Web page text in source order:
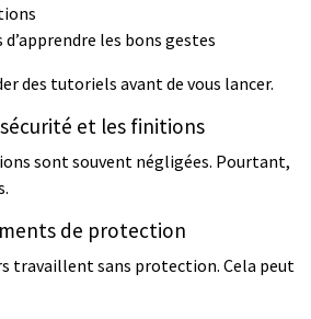
les bons gestes
des tutoriels avant de vous lancer.
et les finitions
sont souvent négligées. Pourtant,
de protection
travaillent sans protection. Cela peut